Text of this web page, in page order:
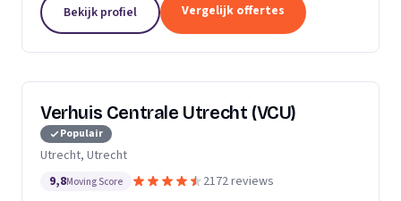
Bekijk profiel Vergelijk offertes
Verhuis Centrale Utrecht (VCU)
Populair
Utrecht, Utrecht
9,8Moving Score 2172 reviews